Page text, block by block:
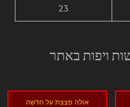
23
ויפות באתר
אולה פצצת על חדשה